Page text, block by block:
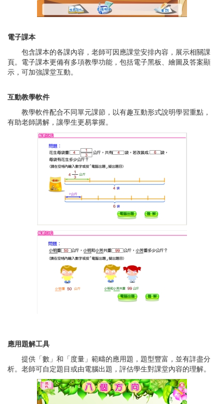
電子課本
包含課本的各課內容，老師可因應課堂安排內容，展示相關課
頁。電子課本更備有多項教學功能，包括電子黑板、繪圖及答案顯
示，可加強課堂互動。
互動教學軟件
教學軟件配合不同單元課節，以有趣互動形式說明學習重點，
有助老師講解，讓學生更易掌握。
應用題解工具
提供「數」和「度量」範疇的應用題，題型豐富，並有詳盡分
析。老師可自定題目或由電腦出題，評估學生對課堂內容的理解。